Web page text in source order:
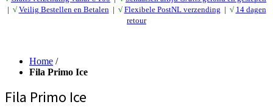
| √ Veilig Bestellen en Betalen | √ Flexibele PostNL verzending | √ 14 dagen
retour
Home /
Fila Primo Ice
Fila Primo Ice